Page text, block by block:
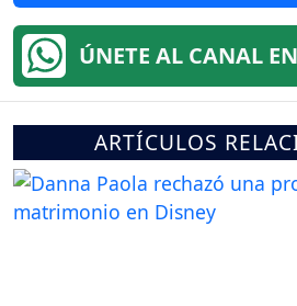
ÚNETE AL CANAL
ARTÍCULOS